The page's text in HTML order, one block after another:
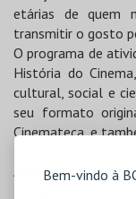
Bem-vindo à
etárias de quem
transmitir o gosto
O programa de
História do
cultural, social e
seu formato
Cinemateca, e
A partir de